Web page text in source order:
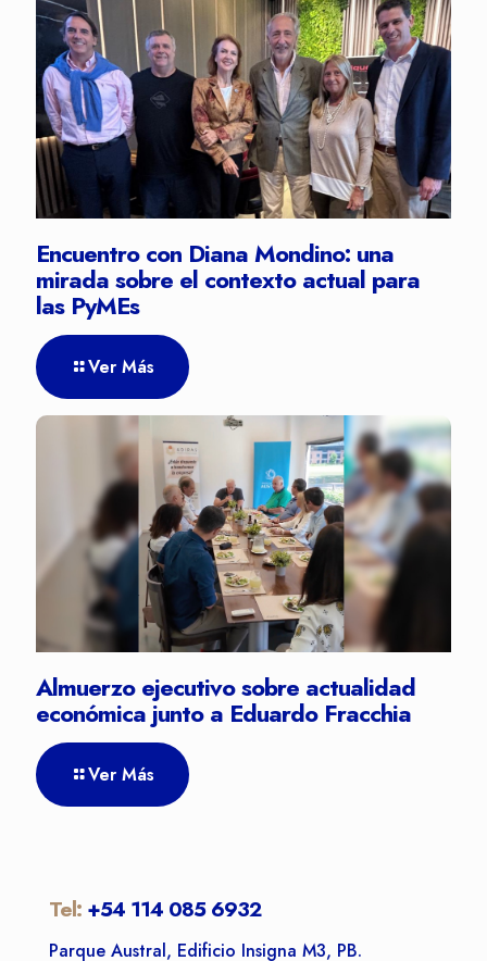
Encuentro con Diana Mondino: una
mirada sobre el contexto actual para
las PyMEs
Ver Más
Almuerzo ejecutivo sobre actualidad
económica junto a Eduardo Fracchia
Ver Más
Tel: +54 114 085 6932
Parque Austral, Edificio Insigna M3, PB.